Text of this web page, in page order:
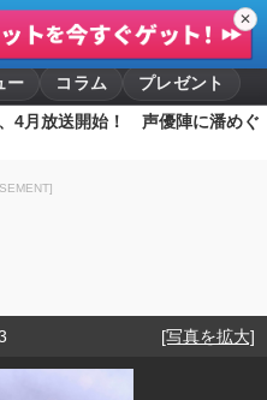
✕
ー コラム
プレゼント
4月放送開始！ 声優陣に潘めぐ
[写真を拡大]